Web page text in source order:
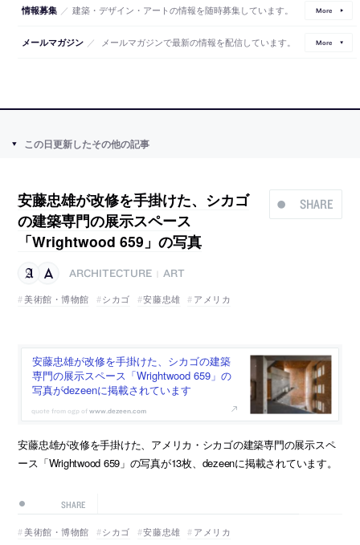
情報募集 ／ 建築・デザイン・アートの情報を随時募集しています。 More
メールマガジン ／ メールマガジンで最新の情報を配信しています。 More
この日更新したその他の記事
SHARE
安藤忠雄が改修を手掛けた、シカゴ
の建築専門の展示スペース
「Wrightwood 659」の写真
ARCHITECTURE
ART
美術館・博物館
シカゴ 安藤忠雄 アメリカ
安藤忠雄が改修を手掛けた、シカゴの建築
専門の展示スペース「Wrightwood 659」の
写真がdezeenに掲載されています
www.dezeen.com
安藤忠雄が改修を手掛けた、アメリカ・シカゴの建築専門の展示スペ
ース「Wrightwood 659」の写真が13枚、dezeenに掲載されています。
SHARE
美術館・博物館 シカゴ 安藤忠雄 アメリカ